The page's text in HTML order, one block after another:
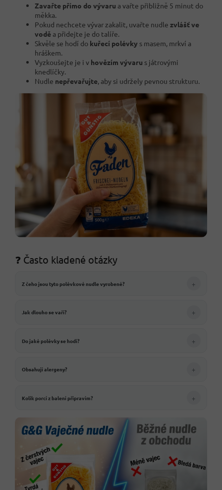
Zavařte přímo do vývaru a vařte přibližně 5 minut do
měkka.
Pokud nechcete vývar zakalit, uvařte nudle zvlášť ve
vodě a přidejte je do talíře.
Skvěle se hodí do kuřecí polévky s masem, mrkví a
hráškem.
Vyzkoušejte je i v hovězím vývaru s játrovými
knedlíčky.
Nudle nepřevařujte, aby si udržely pevnou strukturu.
❓ Často kladené otázky
Z čeho jsou tyto polévkové nudle vyrobené? +
Jak dlouho se vaří? +
Do jaké polévky se hodí? +
Obsahují alergeny? +
Kolik porcí z balení připravím? +